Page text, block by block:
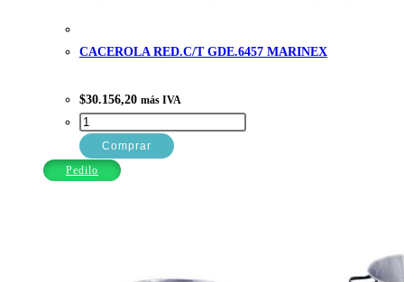
CACEROLA RED.C/T GDE.6457 MARINEX
$30.156,20 más IVA
CACEROLA
RED.C/T
GDE.6457
Comprar
Pedilo